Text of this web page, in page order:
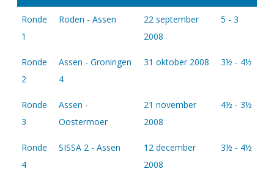
Ronde
1
Roden - Assen
22 september
2008
5 - 3
Ronde
2
Assen - Groningen
4
31 oktober 2008 3½ - 4½
Ronde
3
Assen -
Oostermoer
21 november
2008
4½ - 3½
Ronde
4
SISSA 2 - Assen
12 december
2008
3½ - 4½